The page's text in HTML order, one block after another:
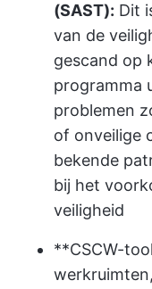
(SAST): Dit
van de
gescand op
programma
problemen
of onveilige
bekende
bij het
veiligheid
**CSCW-